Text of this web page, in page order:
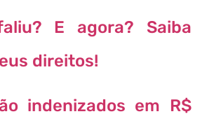
E agora? Saiba
direitos!
indenizados em R$